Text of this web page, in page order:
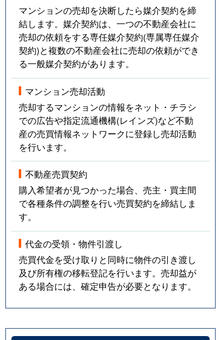
マンションの売却を決断したら媒介契約を締
結します。媒介契約は、一つの不動産会社に
売却の依頼をする専任媒介契約(専属専任媒介
契約)と複数の不動産会社に売却の依頼ができ
る一般媒介契約があります。
マンション売却活動
売却するマンションの情報をネット・チラシ
での広告や指定流通機構(レインズ)など不動
産の売買情報ネットワークに登録し売却活動
を行います。
不動産売買契約
購入希望者が見つかった場合、売主・買主間
で各種条件の調整を行い売買契約を締結しま
す。
代金の受領・物件引渡し
売買代金を受け取りと同時に物件の引き渡し
及び所有権の移転登記を行います。売却益が
ある場合には、確定申告が必要となります。